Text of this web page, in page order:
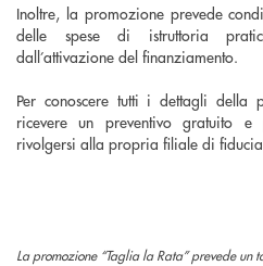
Inoltre, la promozione prevede
delle spese di istruttoria
dall’attivazione del finanziamento.
Per conoscere tutti i dettagli della
ricevere un preventivo gratuito e
rivolgersi alla propria filiale di
La promozione “Taglia la Rata” prevede un